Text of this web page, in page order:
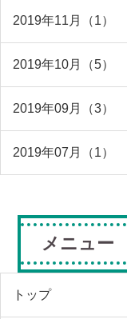
2019年11月（1）
2019年10月（5）
2019年09月（3）
2019年07月（1）
メニュー
トップ